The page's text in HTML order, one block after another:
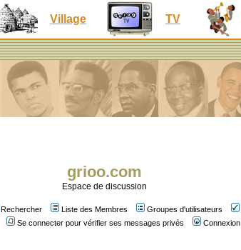
Village TV
grioo.com
Espace de discussion
Rechercher Liste des Membres Groupes d'utilisateurs
Se connecter pour vérifier ses messages privés Connexion